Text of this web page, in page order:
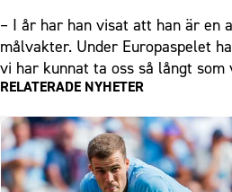
– I år har han visat att han är en
målvakter. Under Europaspelet
vi har kunnat ta oss så långt
RELATERADE NYHETER